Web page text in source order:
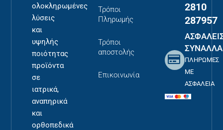
ολοκληρωμένες
λύσεις
και
υψηλής
ποιότητας
προϊόντα
σε
ιατρικά,
αναπηρικά
και
ορθοπεδικά
Τρόποι
Πληρωμής
Τρόποι
αποστολής
Επικοινωνία
2810
287957
ΠΛΗΡΩΜΕΣ
ΜΕ
ΑΣΦΑΛΕΙΑ